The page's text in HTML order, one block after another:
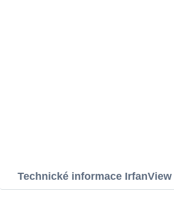
Technické informace IrfanView